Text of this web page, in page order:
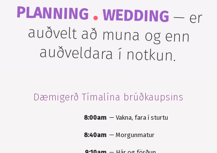
PLANNING . WEDDING— er
auðvelt að muna og enn
auðveldara í notkun.
Dæmigerð Tímalína brúðkaupsins
8:00am —Vakna, fara í sturtu
8:40am —Morgunmatur